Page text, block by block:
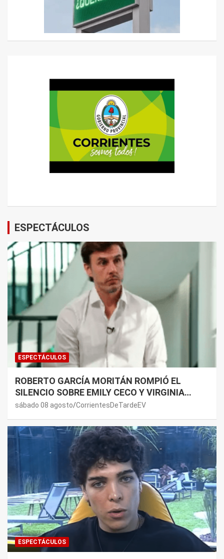
ESPECTÁCULOS
ESPECTÁCULOS
ROBERTO GARCÍA MORITÁN ROMPIÓ EL
SILENCIO SOBRE EMILY CECO Y VIRGINIA
GALLARDO: “DEDÍQUENSE A SUS VIDAS”
sábado 08 agosto CorrientesDeTardeEV
ESPECTÁCULOS